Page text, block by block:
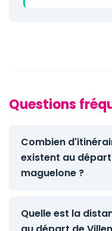
Questions
Combien
existent au
maguelone ?
Quelle est la